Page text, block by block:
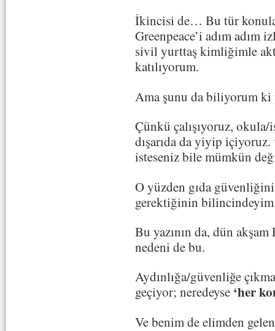
İkincisi de… Bu tür
Greenpeace’i adım
sivil yurttaş kimliğimle
katılıyorum.
Ama şunu da biliyorum ki
Çünkü çalışıyoruz,
dışarıda da yiyip içiyoruz.
isteseniz bile mümkün
O yüzden gıda
gerektiğinin
Bu yazının da, dün akşam
nedeni de bu.
Aydınlığa/güvenliğe
geçiyor; neredeyse ‘her
Ve benim de elimden